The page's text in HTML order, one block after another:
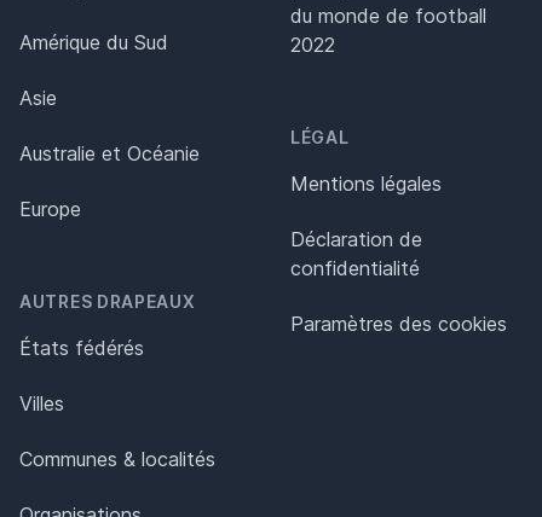
Amérique du Sud
Asie
Australie et Océanie
Europe
AUTRES DRAPEAUX
États fédérés
Villes
Communes & localités
du monde de football
2022
LÉGAL
Mentions légales
Déclaration de
confidentialité
Paramètres des cookies